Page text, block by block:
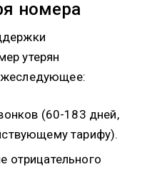
номера
утерян
(60-183 дней,
тарифу).
отрицательного